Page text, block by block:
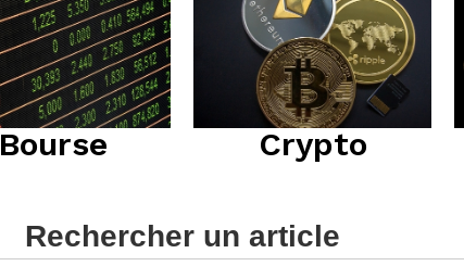
Bourse Crypto
Rechercher un article